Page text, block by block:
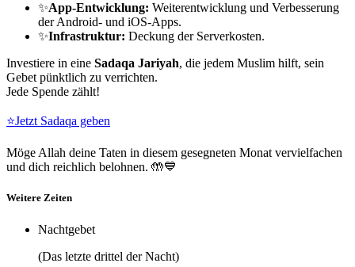
✨App-Entwicklung: Weiterentwicklung und Verbesserung
der Android- und iOS-Apps.
✨Infrastruktur: Deckung der Serverkosten.
Investiere in eine Sadaqa Jariyah, die jedem Muslim hilft, sein
Gebet pünktlich zu verrichten.
Jede Spende zählt!
⭐Jetzt Sadaqa geben
Möge Allah deine Taten in diesem gesegneten Monat vervielfachen
und dich reichlich belohnen. 🤲💙
Weitere Zeiten
Nachtgebet
(Das letzte drittel der Nacht)